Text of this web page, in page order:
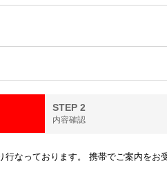
STEP 2
内容確認
行なっております。 携帯でご案内を